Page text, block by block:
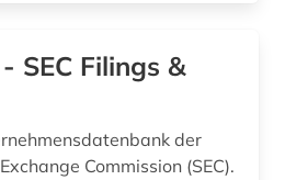
finanzwirtschaft (1) SEC Filings &
der
Commission (SEC).